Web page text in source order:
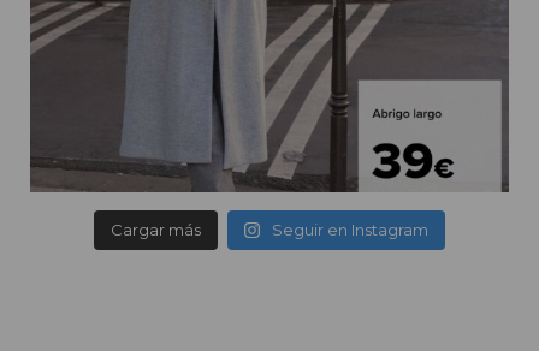
Cargar más Seguir en Instagram